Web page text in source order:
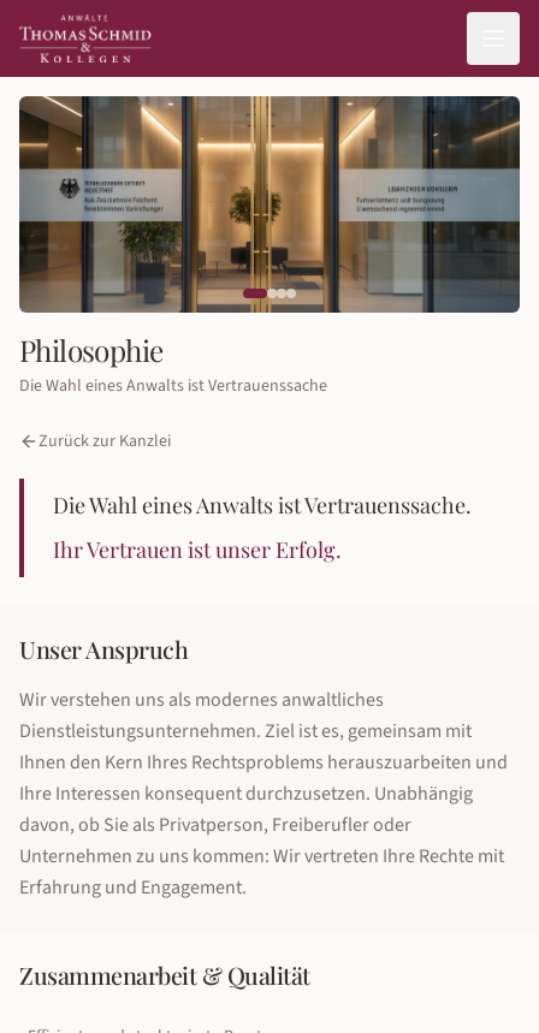
Philosophie
Die Wahl eines Anwalts ist Vertrauenssache
Zurück zur Kanzlei
Die Wahl eines Anwalts ist Vertrauenssache.
Ihr Vertrauen ist unser Erfolg.
Unser Anspruch
Wir verstehen uns als modernes anwaltliches
Dienstleistungsunternehmen. Ziel ist es, gemeinsam mit
Ihnen den Kern Ihres Rechtsproblems herauszuarbeiten und
Ihre Interessen konsequent durchzusetzen. Unabhängig
davon, ob Sie als Privatperson, Freiberufler oder
Unternehmen zu uns kommen: Wir vertreten Ihre Rechte mit
Erfahrung und Engagement.
Zusammenarbeit & Qualität